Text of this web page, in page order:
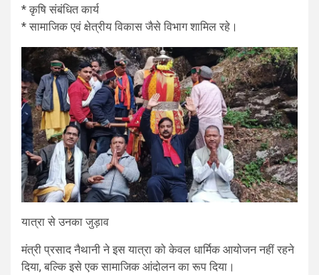
* कृषि संबंधित कार्य
* सामाजिक एवं क्षेत्रीय विकास जैसे विभाग शामिल रहे।
यात्रा से उनका जुड़ाव
मंत्री प्रसाद नैथानी ने इस यात्रा को केवल धार्मिक आयोजन नहीं रहने
दिया, बल्कि इसे एक सामाजिक आंदोलन का रूप दिया।